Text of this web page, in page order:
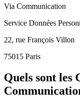
Via Communication
Service Données
22, rue François Villon
75015 Paris
Quels sont les